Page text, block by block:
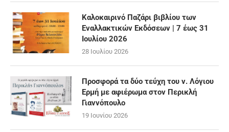
Καλοκαιρινό Παζάρι βιβλίου των
Εναλλακτικών Εκδόσεων | 7 έως 31
Ιουλίου 2026
28 Ιουλίου 2026
Προσφορά τα δύο τεύχη του ν. Λόγιου
Ερμή με αφιέρωμα στον Περικλή
Γιαννόπουλο
19 Ιουνίου 2026